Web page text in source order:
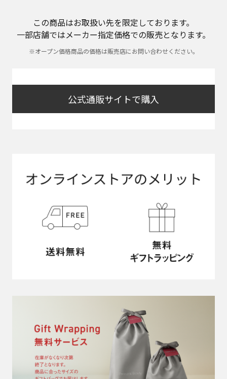
この商品はお取扱い先を限定しております。
一部店舗ではメーカー指定価格での販売となります。
※オープン価格商品の価格は販売店にお問い合わせください。
公式通販サイトで購入